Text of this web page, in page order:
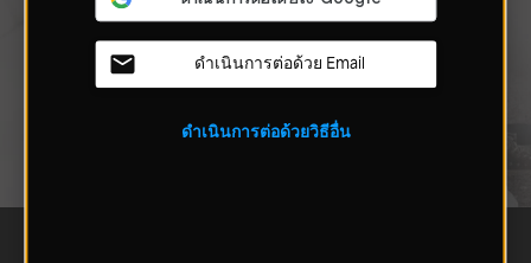
ดำเนินการต่อด้วย Email
ดำเนินการต่อด้วยวิธีอื่น